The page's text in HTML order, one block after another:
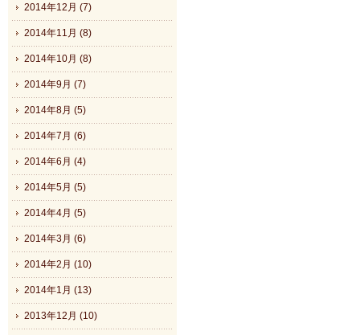
2014年12月 (7)
2014年11月 (8)
2014年10月 (8)
2014年9月 (7)
2014年8月 (5)
2014年7月 (6)
2014年6月 (4)
2014年5月 (5)
2014年4月 (5)
2014年3月 (6)
2014年2月 (10)
2014年1月 (13)
2013年12月 (10)